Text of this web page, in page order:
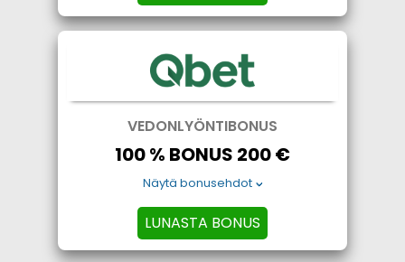
VEDONLYÖNTIBONUS
100 % BONUS 200 €
Näytä bonusehdot
LUNASTA BONUS